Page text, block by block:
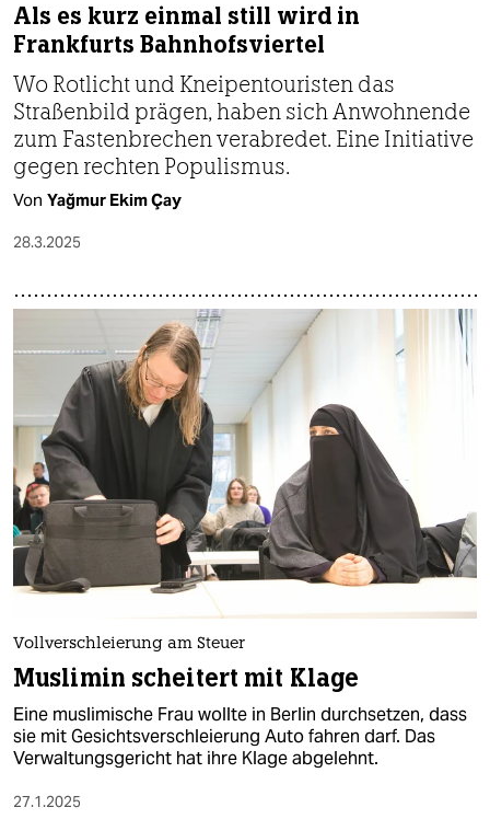
Als es kurz einmal still wird in
Frankfurts Bahnhofsviertel
Wo Rotlicht und Kneipen­touristen das
Straßenbild prägen, haben sich Anwohnende
zum Fastenbrechen verabredet. Eine Initiative
gegen rechten Populismus.
Von Yağmur Ekim Çay
28.3.2025
Vollverschleierung am Steuer
Muslimin scheitert mit Klage
Eine muslimische Frau wollte in Berlin durchsetzen, dass
sie mit Gesichtsverschleierung Auto fahren darf. Das
Verwaltungsgericht hat ihre Klage abgelehnt.
27.1.2025